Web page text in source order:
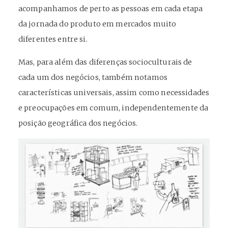
acompanhamos de perto as pessoas em cada etapa
da jornada do produto em mercados muito
diferentes entre si.
Mas, para além das diferenças socioculturais de
cada um dos negócios, também notamos
características universais, assim como necessidades
e preocupações em comum, independentemente da
posição geográfica dos negócios.